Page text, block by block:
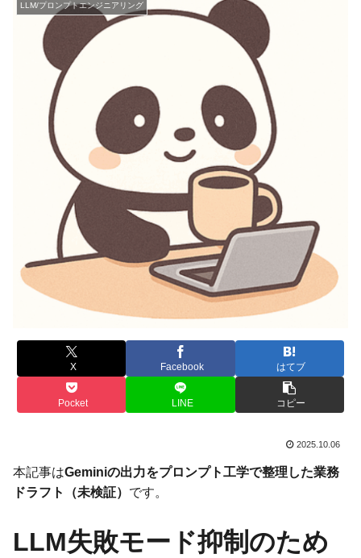
LLM/プロンプトエンジニアリング
X Facebook はてブ
Pocket LINE コピー
2025.10.06
本記事はGeminiの出力をプロンプト工学で整理した業務
ドラフト（未検証） です。
LLM失敗モード抑制のため